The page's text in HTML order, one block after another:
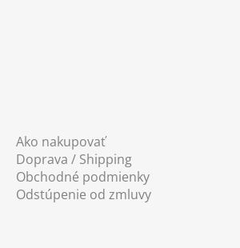
Ako nakupovať
Doprava / Shipping
Obchodné podmienky
Odstúpenie od zmluvy